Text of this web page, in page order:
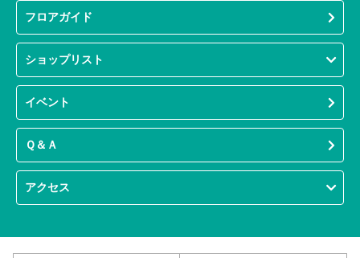
フロアガイド
ショップリスト
イベント
Ｑ＆Ａ
アクセス